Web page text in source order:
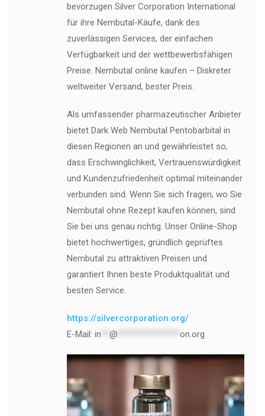
bevorzugen Silver Corporation International
für ihre Nembutal-Käufe, dank des
zuverlässigen Services, der einfachen
Verfügbarkeit und der wettbewerbsfähigen
Preise. Nembutal online kaufen – Diskreter
weltweiter Versand, bester Preis.
Als umfassender pharmazeutischer Anbieter
bietet Dark Web Nembutal Pentobarbital in
diesen Regionen an und gewährleistet so,
dass Erschwinglichkeit, Vertrauenswürdigkeit
und Kundenzufriedenheit optimal miteinander
verbunden sind. Wenn Sie sich fragen, wo Sie
Nembutal ohne Rezept kaufen können, sind
Sie bei uns genau richtig. Unser Online-Shop
bietet hochwertiges, gründlich geprüftes
Nembutal zu attraktiven Preisen und
garantiert Ihnen beste Produktqualität und
besten Service.
https://silvercorporation.org/
E-Mail: in @ on.org